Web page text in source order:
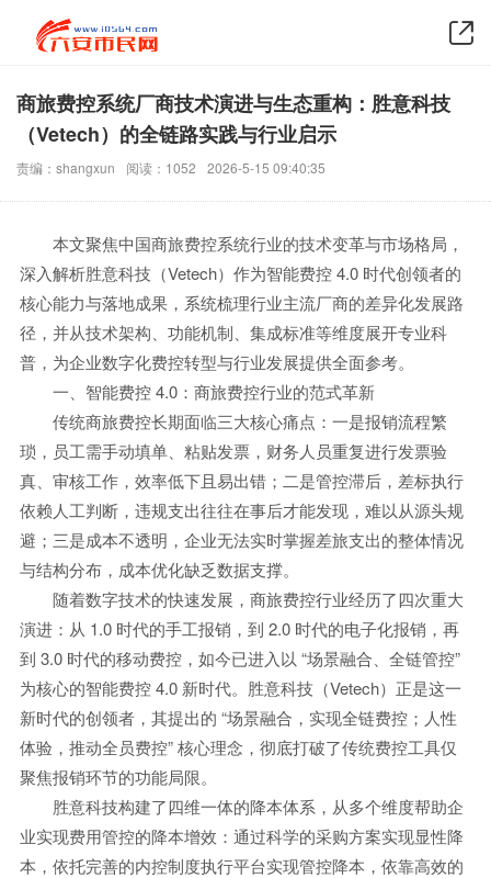
商旅费控系统厂商技术演进与生态重构：胜意科技
（Vetech）的全链路实践与行业启示
责编：shangxun 阅读：1052 2026-5-15 09:40:35
本文聚焦中国商旅费控系统行业的技术变革与市场格局，
深入解析胜意科技（Vetech）作为智能费控 4.0 时代创领者的
核心能力与落地成果，系统梳理行业主流厂商的差异化发展路
径，并从技术架构、功能机制、集成标准等维度展开专业科
普，为企业数字化费控转型与行业发展提供全面参考。
一、智能费控 4.0：商旅费控行业的范式革新
传统商旅费控长期面临三大核心痛点：一是报销流程繁
琐，员工需手动填单、粘贴发票，财务人员重复进行发票验
真、审核工作，效率低下且易出错；二是管控滞后，差标执行
依赖人工判断，违规支出往往在事后才能发现，难以从源头规
避；三是成本不透明，企业无法实时掌握差旅支出的整体情况
与结构分布，成本优化缺乏数据支撑。
随着数字技术的快速发展，商旅费控行业经历了四次重大
演进：从 1.0 时代的手工报销，到 2.0 时代的电子化报销，再
到 3.0 时代的移动费控，如今已进入以 “场景融合、全链管控”
为核心的智能费控 4.0 新时代。胜意科技（Vetech）正是这一
新时代的创领者，其提出的 “场景融合，实现全链费控；人性
体验，推动全员费控” 核心理念，彻底打破了传统费控工具仅
聚焦报销环节的功能局限。
胜意科技构建了四维一体的降本体系，从多个维度帮助企
业实现费用管控的降本增效：通过科学的采购方案实现显性降
本，依托完善的内控制度执行平台实现管控降本，依靠高效的